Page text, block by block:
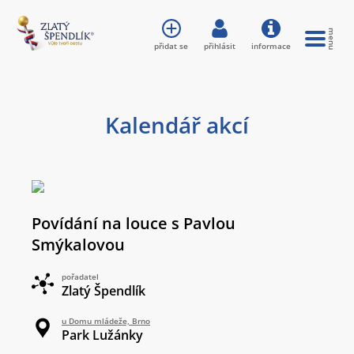
Kalendář akcí
Povídání na louce s Pavlou
Smýkalovou
pořadatel
Zlatý Špendlík
u Domu mládeže, Brno
Park Lužánky
přidat se přihlásit informace